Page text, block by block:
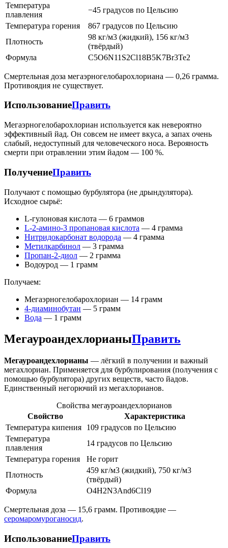
Температура
плавления
−45 градусов по Цельсию
Температура горения
867 градусов по Цельсию
Плотность
98 кг/м3 (жидкий), 156 кг/м3
(твёрдый)
Формула
C5O6N11S2Cl18B5K7Br3Te2
Смертельная доза мегаэрногелобарохлориана — 0,26 грамма.
Противоядия не существует.
ИспользованиеПравить
Мегаэрногелобарохлориан используется как невероятно
эффективный йад. Он совсем не имеет вкуса, а запах очень
слабый, недоступный для человеческого носа. Верояность
смерти при отравлении этим йадом — 100 %.
ПолучениеПравить
Получают с помощью бурбулятора (не дрындулятора).
Исходное сырьё:
L-гулоновая кислота — 6 граммов
L-2-амино-3 пропановая кислота — 4 грамма
Нитридокарбонат водорода — 4 грамма
Метилкарбинол — 3 грамма
Пропан-2-диол — 2 грамма
Водоурод — 1 грамм
Получаем:
Мегаэрногелобарохлориан — 14 грамм
4-диаминобутан — 5 грамм
Вода — 1 грамм
МегауроандехлорианыПравить
Мегауроандехлорианы — лёгкий в получении и важный
мегахлориан. Применяется для бурбулирования (получения с
помощью бурбулятора) других веществ, часто йадов.
Единственный негорючий из мегахлорианов.
Свойства мегауроандехлорианов
Свойство
Характеристика
Температура кипения
109 градусов по Цельсию
Температура
плавления
14 градусов по Цельсию
Температура горения
Не горит
Плотность
459 кг/м3 (жидкий), 750 кг/м3
(твёрдый)
Формула
O4H2N3And6Cl19
Cмертельная доза — 15,6 грамм. Противоядие —
серомаромуроганосид.
ИспользованиеПравить